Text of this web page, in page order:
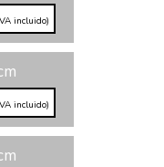
incluido)
incluido)